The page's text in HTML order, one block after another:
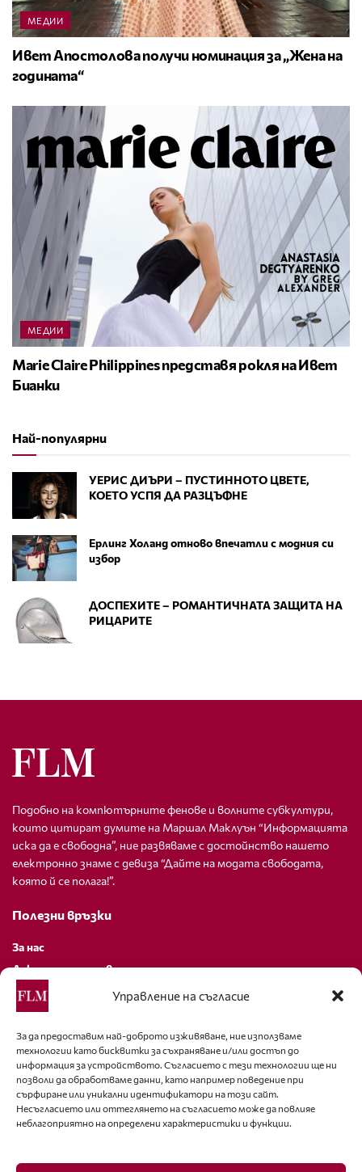
Управление на съгласие
За да предоставим най-доброто изживяване, ние използваме
технологии като бисквитки за съхраняване и/или достъп до
информация за устройството. Съгласието с тези технологии ще ни
позволи да обработваме данни, като например поведение при
сърфиране или уникални идентификатори на този сайт.
Несъгласието или оттеглянето на съгласието може да повлияе
неблагоприятно на определени характеристики и функции.
МЕДИИ
Ивет Апостолова получи номинация за „Жена на
годината“
МЕДИИ
Marie Claire Philippines представя рокля на Ивет
Бианки
Най-популярни
УЕРИС ДИЪРИ – ПУСТИННОТО ЦВЕТЕ,
КОЕТО УСПЯ ДА РАЗЦЪФНЕ
Ерлинг Холанд отново впечатли с модния си
избор
ДОСПЕХИТЕ – РОМАНТИЧНАТА ЗАЩИТА НА
РИЦАРИТЕ
Подобно на компютърните фенове и волните субкултури,
които цитират думите на Маршал Маклуън “Информацията
иска да е свободна”, ние развяваме с достойнство нашето
електронно знаме с девиза “Дайте на модата свободата,
която й се полага!”.
Полезни връзки
За нас
Декларация за поверителност
Политика за бисквитки
За контакти
editor@fashion-lifestyle.net
+359 88 227 33 47
Последвайте ни
Facebook